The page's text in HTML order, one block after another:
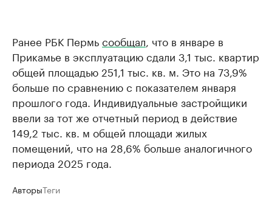
Ранее РБК Пермьсообщал , что в январе в
Прикамье в эксплуатацию сдали 3,1 тыс. квартир
общей площадью 251,1 тыс. кв. м. Это на 73,9%
больше по сравнению с показателем января
прошлого года. Индивидуальные застройщики
ввели за тот же отчетный период в действие
149,2 тыс. кв. м общей площади жилых
помещений, что на 28,6% больше аналогичного
периода 2025 года.
АвторыТеги